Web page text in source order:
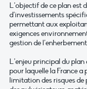
L’objectif de ce plan est
d’investissements
permettant aux
exigences
gestion de
L’enjeu principal du
pour laquelle la France
limitation des risques